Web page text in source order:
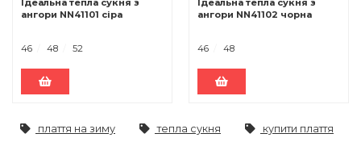
Ідеальна тепла сукня з
ангори NN41101 сіра
46 48 52
Ідеальна тепла сукня з
ангори NN41102 чорна
46 48
плаття на зиму тепла сукня купити плаття